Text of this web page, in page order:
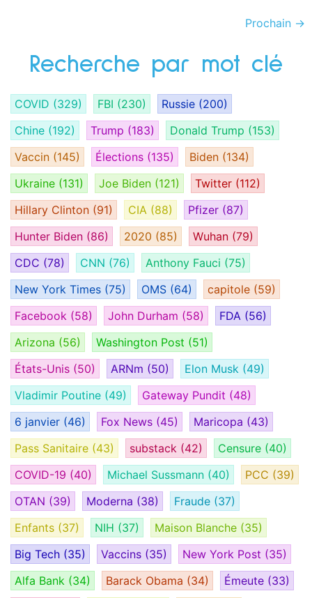
Prochain →
Recherche par mot clé
COVID (329) FBI (230) Russie (200)
Chine (192) Trump (183) Donald Trump (153)
Vaccin (145) Élections (135) Biden (134)
Ukraine (131) Joe Biden (121) Twitter (112)
Hillary Clinton (91) CIA (88) Pfizer (87)
Hunter Biden (86) 2020 (85) Wuhan (79)
CDC (78) CNN (76) Anthony Fauci (75)
New York Times (75) OMS (64) capitole (59)
Facebook (58) John Durham (58) FDA (56)
Arizona (56) Washington Post (51)
États-Unis (50) ARNm (50) Elon Musk (49)
Vladimir Poutine (49) Gateway Pundit (48)
6 janvier (46) Fox News (45) Maricopa (43)
Pass Sanitaire (43) substack (42) Censure (40)
COVID-19 (40) Michael Sussmann (40) PCC (39)
OTAN (39) Moderna (38) Fraude (37)
Enfants (37) NIH (37) Maison Blanche (35)
Big Tech (35) Vaccins (35) New York Post (35)
Alfa Bank (34) Barack Obama (34) Émeute (33)